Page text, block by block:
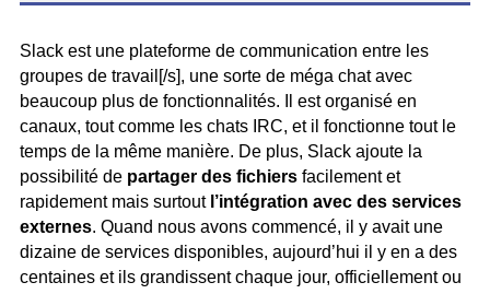
Slack est une plateforme de communication entre les
groupes de travail[/s], une sorte de méga chat avec
beaucoup plus de fonctionnalités. Il est organisé en
canaux, tout comme les chats IRC, et il fonctionne tout le
temps de la même manière. De plus, Slack ajoute la
possibilité de partager des fichiers facilement et
rapidement mais surtoutl’intégration avec des services
externes. Quand nous avons commencé, il y avait une
dizaine de services disponibles, aujourd’hui il y en a des
centaines et ils grandissent chaque jour, officiellement ou